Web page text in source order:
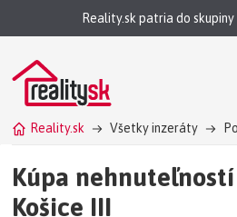
Reality.sk patria do skupiny
Reality.sk Všetky inzeráty
Kúpa
Košice III